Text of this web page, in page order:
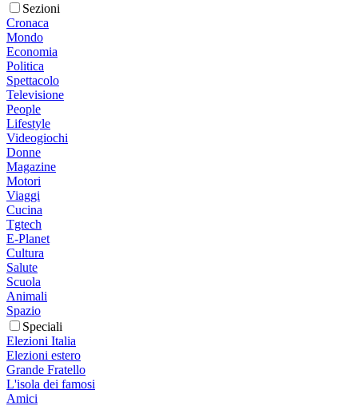
Sezioni
Cronaca
Mondo
Economia
Politica
Spettacolo
Televisione
People
Lifestyle
Videogiochi
Donne
Magazine
Motori
Viaggi
Cucina
Tgtech
E-Planet
Cultura
Salute
Scuola
Animali
Spazio
Speciali
Elezioni Italia
Elezioni estero
Grande Fratello
L'isola dei famosi
Amici